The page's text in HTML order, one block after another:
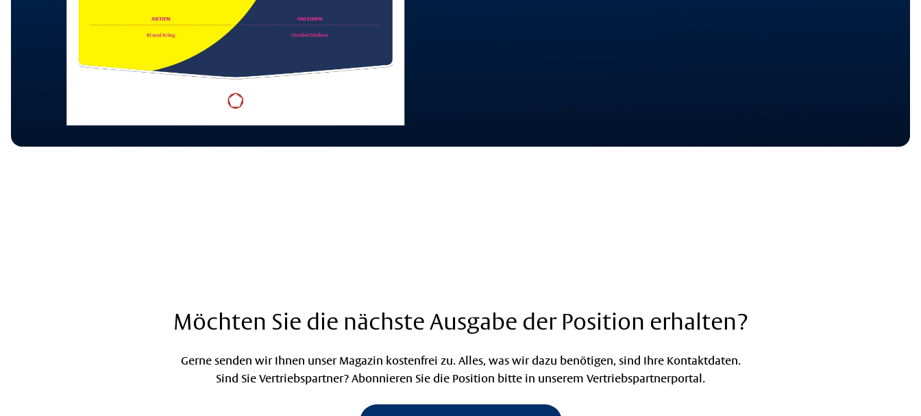
Möchten Sie die nächste Ausgabe der Position erhalten?
Gerne senden wir Ihnen unser Magazin kostenfrei zu. Alles, was wir dazu benötigen, sind Ihre Kontaktdaten.
Sind Sie Vertriebspartner? Abonnieren Sie die Position bitte in unserem Vertriebspartnerportal.